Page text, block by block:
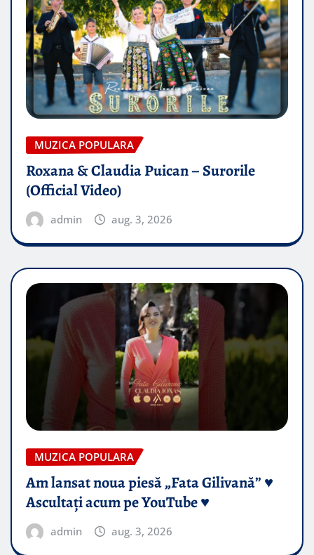
MUZICA POPULARA
Roxana & Claudia Puican – Surorile
(Official Video)
admin aug. 3, 2026
MUZICA POPULARA
Am lansat noua piesă „Fata Gilivană” ♥️
Ascultați acum pe YouTube ♥️
admin aug. 3, 2026